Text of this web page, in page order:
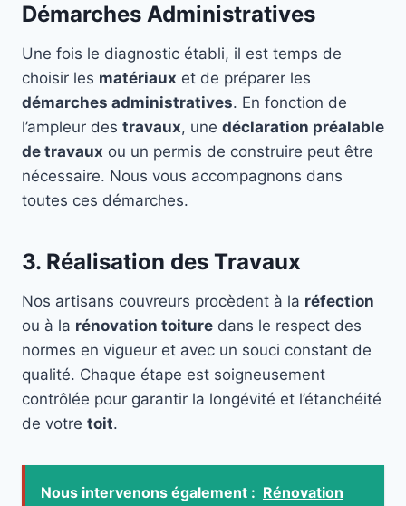
Démarches Administratives
Une fois le diagnostic établi, il est temps de
choisir les matériaux et de préparer les
démarches administratives. En fonction de
l’ampleur des travaux, une déclaration préalable
de travaux ou un permis de construire peut être
nécessaire. Nous vous accompagnons dans
toutes ces démarches.
3. Réalisation des Travaux
Nos artisans couvreurs procèdent à la réfection
ou à la rénovation toiture dans le respect des
normes en vigueur et avec un souci constant de
qualité. Chaque étape est soigneusement
contrôlée pour garantir la longévité et l’étanchéité
de votre toit.
Nous intervenons également : Rénovation